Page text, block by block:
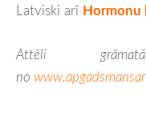
Latviski arī Hormonu
Attēli
no